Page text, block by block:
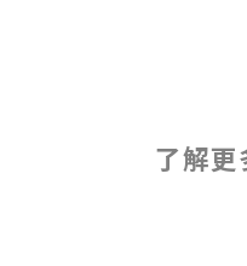
了解更